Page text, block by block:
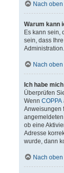
Nach oben
Warum kann
Es kann sein,
sein, dass
Administration.
Nach oben
Ich habe
Überprüfen
Wenn COPPA
Anweisungen
ob eine
Adresse
wurde, dann
Nach oben